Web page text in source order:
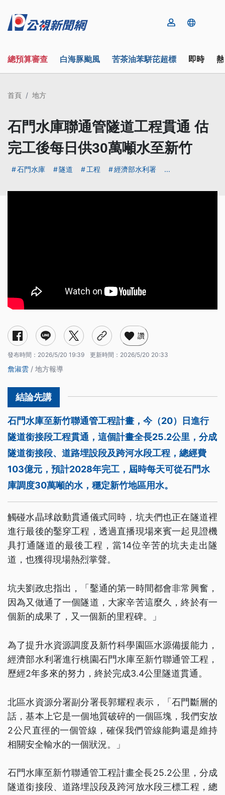
總預算審查 白海豚颱風 苦茶油苯駢芘超標 即時
首頁 地方
石門水庫聯通管隧道工程貫通 估
完工後每日供30萬噸水至新竹
石門水庫 隧道 工程 經濟部水利署 ...
讚
發布時間： 2026/5/20 19:39 更新時間： 2026/5/20 20:33
詹淑雲 / 地方報導
石門水庫至新竹聯通管工程計畫，今（20）日進行
隧道銜接段工程貫通，這個計畫全長25.2公里，分成
隧道銜接段、道路埋設段及跨河水段工程，總經費
103億元，預計2028年完工，屆時每天可從石門水
庫調度30萬噸的水，穩定新竹地區用水。
觸碰水晶球啟動貫通儀式同時，坑夫們也正在隧道裡
進行最後的鑿穿工程，透過直播現場來賓一起見證機
具打通隧道的最後工程，當14位辛苦的坑夫走出隧
道，也獲得現場熱烈掌聲。
坑夫劉政忠指出，「鑿通的第一時間都會非常興奮，
因為又做通了一個隧道，大家辛苦這麼久，終於有一
個新的成果了，又一個新的里程碑。」
為了提升水資源調度及新竹科學園區水源備援能力，
經濟部水利署進行桃園石門水庫至新竹聯通管工程，
歷經2年多來的努力，終於完成3.4公里隧道貫通。
北區水資源分署副分署長郭耀程表示，「石門斷層的
話，基本上它是一個地質破碎的一個區塊，我們安放
2公尺直徑的一個管線，確保我們管線能夠還是維持
相關安全輸水的一個狀況。」
石門水庫至新竹聯通管工程計畫全長25.2公里，分成
隧道銜接段、道路埋設段及跨河放水段三標工程，總